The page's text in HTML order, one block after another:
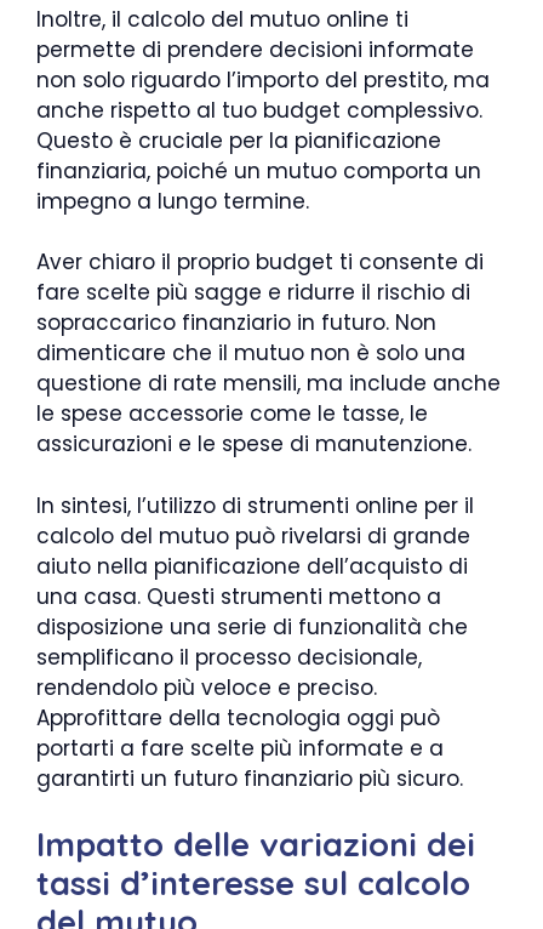
Inoltre, il calcolo del mutuo online ti
permette di prendere decisioni informate
non solo riguardo l’importo del prestito, ma
anche rispetto al tuo budget complessivo.
Questo è cruciale per la pianificazione
finanziaria, poiché un mutuo comporta un
impegno a lungo termine.
Aver chiaro il proprio budget ti consente di
fare scelte più sagge e ridurre il rischio di
sopraccarico finanziario in futuro. Non
dimenticare che il mutuo non è solo una
questione di rate mensili, ma include anche
le spese accessorie come le tasse, le
assicurazioni e le spese di manutenzione.
In sintesi, l’utilizzo di strumenti online per il
calcolo del mutuo può rivelarsi di grande
aiuto nella pianificazione dell’acquisto di
una casa. Questi strumenti mettono a
disposizione una serie di funzionalità che
semplificano il processo decisionale,
rendendolo più veloce e preciso.
Approfittare della tecnologia oggi può
portarti a fare scelte più informate e a
garantirti un futuro finanziario più sicuro.
Impatto delle variazioni dei
tassi d’interesse sul calcolo